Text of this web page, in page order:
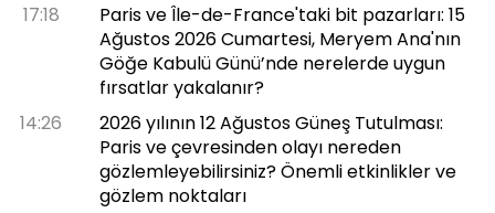
17:18
Paris ve Île-de-France'taki bit pazarları: 15
Ağustos 2026 Cumartesi, Meryem Ana'nın
Göğe Kabulü Günü’nde nerelerde uygun
fırsatlar yakalanır?
14:26
2026 yılının 12 Ağustos Güneş Tutulması:
Paris ve çevresinden olayı nereden
gözlemleyebilirsiniz? Önemli etkinlikler ve
gözlem noktaları